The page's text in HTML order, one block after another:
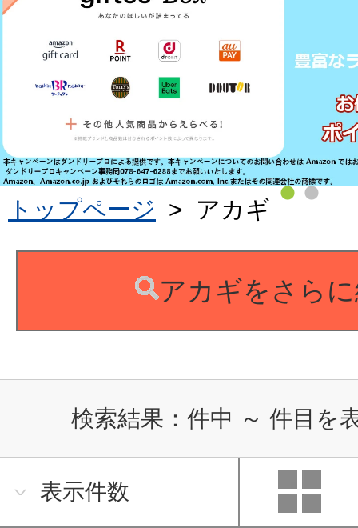
トップページ > アカギ
アカギをさら
検索結果： 件中 ～ 件目を
表示件数